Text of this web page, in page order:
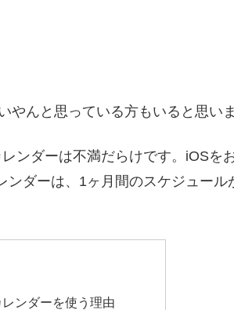
んと思っている方もいると思いま
ンダーは不満だらけです。iOSを
ダーは、1ヶ月間のスケジュール
ンダーを使う理由